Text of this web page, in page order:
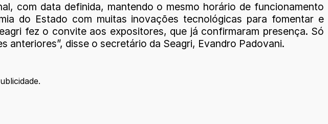
com data definida, mantendo o mesmo horário de funcionamento
do Estado com muitas inovações tecnológicas para fomentar e
fez o convite aos expositores, que já confirmaram presença. Só
disse o secretário da Seagri, Evandro Padovani.